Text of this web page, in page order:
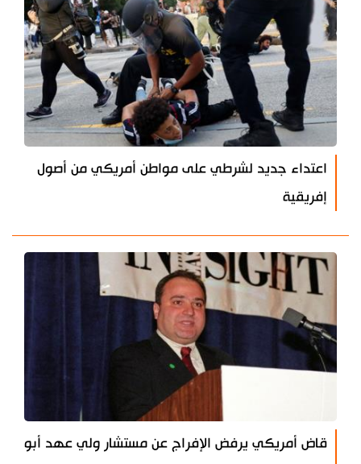
اعتداء جديد لشرطي على مواطن أمريكي من أصول
إفريقية
قاض أمريكي يرفض الإفراج عن مستشار ولي عهد أبو